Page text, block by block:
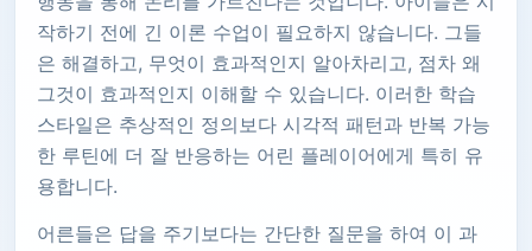
작하기 전에 긴 이론 수업이 필요하지 않습니다. 그들
은 해결하고, 무엇이 효과적인지 알아차리고, 점차 왜
그것이 효과적인지 이해할 수 있습니다. 이러한 학습
스타일은 추상적인 정의보다 시각적 패턴과 반복 가능
한 루틴에 더 잘 반응하는 어린 플레이어에게 특히 유
용합니다.
어른들은 답을 주기보다는 간단한 질문을 하여 이 과